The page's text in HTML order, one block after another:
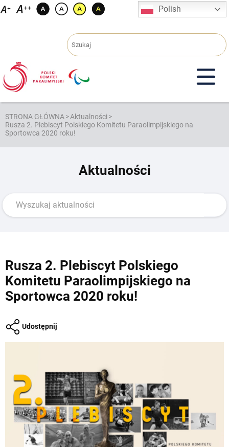
Przejdź
Polish
STRONA GŁÓWNA>Aktualności>
Rusza 2. Plebiscyt Polskiego Komitetu Paraolimpijskiego na
Sportowca 2020 roku!
Aktualności
Rusza 2. Plebiscyt Polskiego
Komitetu Paraolimpijskiego na
Sportowca 2020 roku!
Udostępnij